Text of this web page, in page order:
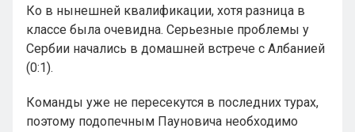
Ко в нынешней квалификации, хотя разница в
классе была очевидна. Серьезные проблемы у
Сербии начались в домашней встрече с Албанией
(0:1).
Команды уже не пересекутся в последних турах,
поэтому подопечным Пауновича необходимо